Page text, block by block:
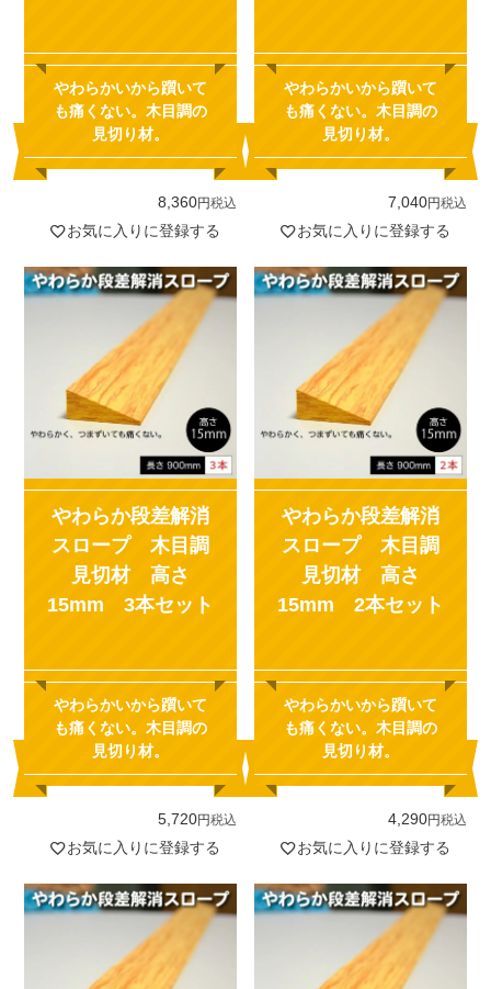
やわらかいから躓いて
も痛くない。木目調の
見切り材。
8,360 税込
お気に入りに登録する
やわらかいから躓いて
も痛くない。木目調の
見切り材。
7,040 税込
お気に入りに登録する
やわらかいから躓いて
も痛くない。木目調の
見切り材。
やわらか段差解消
スロープ 木目調
見切材 高さ
15mm 3本セット
5,720 税込
お気に入りに登録する
やわらかいから躓いて
も痛くない。木目調の
見切り材。
やわらか段差解消
スロープ 木目調
見切材 高さ
15mm 2本セット
4,290 税込
お気に入りに登録する